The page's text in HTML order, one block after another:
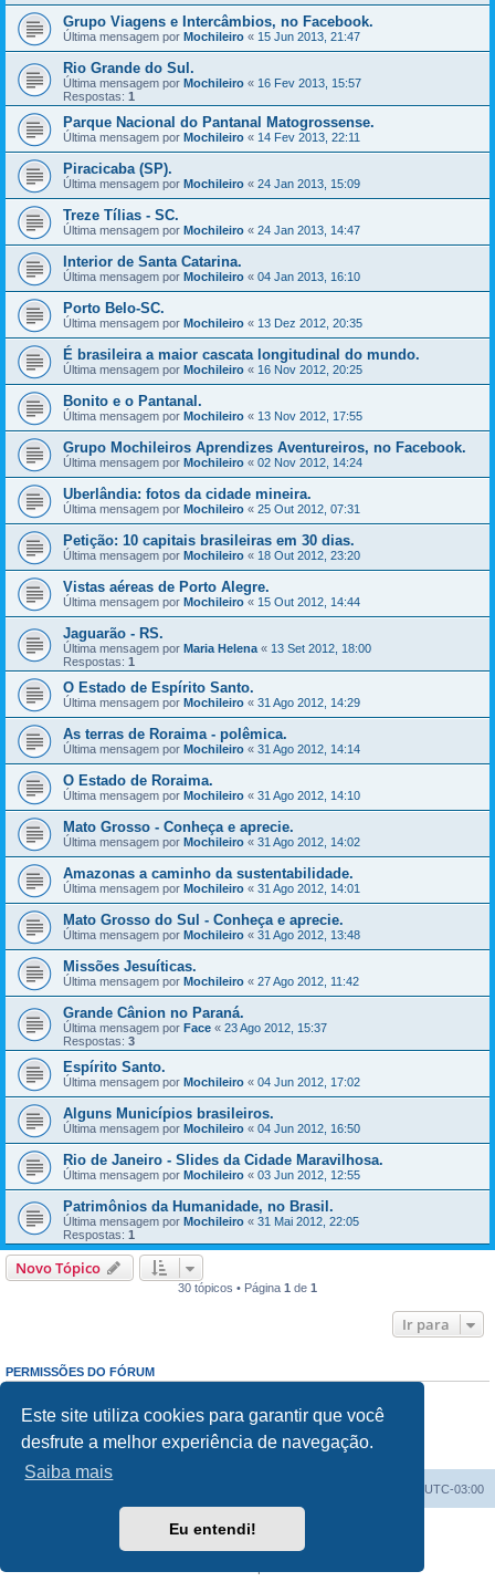
Este site utiliza cookies para garantir que você
desfrute a melhor experiência de navegação.
Saiba mais
Eu entendi!
Grupo Viagens e Intercâmbios, no Facebook.
Última mensagem por Mochileiro « 15 Jun 2013, 21:47
Rio Grande do Sul.
Última mensagem por Mochileiro « 16 Fev 2013, 15:57
Respostas: 1
Parque Nacional do Pantanal Matogrossense.
Última mensagem por Mochileiro « 14 Fev 2013, 22:11
Piracicaba (SP).
Última mensagem por Mochileiro « 24 Jan 2013, 15:09
Treze Tílias - SC.
Última mensagem por Mochileiro « 24 Jan 2013, 14:47
Interior de Santa Catarina.
Última mensagem por Mochileiro « 04 Jan 2013, 16:10
Porto Belo-SC.
Última mensagem por Mochileiro « 13 Dez 2012, 20:35
É brasileira a maior cascata longitudinal do mundo.
Última mensagem por Mochileiro « 16 Nov 2012, 20:25
Bonito e o Pantanal.
Última mensagem por Mochileiro « 13 Nov 2012, 17:55
Grupo Mochileiros Aprendizes Aventureiros, no Facebook.
Última mensagem por Mochileiro « 02 Nov 2012, 14:24
Uberlândia: fotos da cidade mineira.
Última mensagem por Mochileiro « 25 Out 2012, 07:31
Petição: 10 capitais brasileiras em 30 dias.
Última mensagem por Mochileiro « 18 Out 2012, 23:20
Vistas aéreas de Porto Alegre.
Última mensagem por Mochileiro « 15 Out 2012, 14:44
Jaguarão - RS.
Última mensagem por Maria Helena « 13 Set 2012, 18:00
Respostas: 1
O Estado de Espírito Santo.
Última mensagem por Mochileiro « 31 Ago 2012, 14:29
As terras de Roraima - polêmica.
Última mensagem por Mochileiro « 31 Ago 2012, 14:14
O Estado de Roraima.
Última mensagem por Mochileiro « 31 Ago 2012, 14:10
Mato Grosso - Conheça e aprecie.
Última mensagem por Mochileiro « 31 Ago 2012, 14:02
Amazonas a caminho da sustentabilidade.
Última mensagem por Mochileiro « 31 Ago 2012, 14:01
Mato Grosso do Sul - Conheça e aprecie.
Última mensagem por Mochileiro « 31 Ago 2012, 13:48
Missões Jesuíticas.
Última mensagem por Mochileiro « 27 Ago 2012, 11:42
Grande Cânion no Paraná.
Última mensagem por Face « 23 Ago 2012, 15:37
Respostas: 3
Espírito Santo.
Última mensagem por Mochileiro « 04 Jun 2012, 17:02
Alguns Municípios brasileiros.
Última mensagem por Mochileiro « 04 Jun 2012, 16:50
Rio de Janeiro - Slides da Cidade Maravilhosa.
Última mensagem por Mochileiro « 03 Jun 2012, 12:55
Patrimônios da Humanidade, no Brasil.
Última mensagem por Mochileiro « 31 Mai 2012, 22:05
Respostas: 1
Novo Tópico
30 tópicos • Página 1 de 1
Ir para
PERMISSÕES DO FÓRUM
Responder mensagens:
Proibido
Editar mensagens:Proibido
Excluir mensagens:Proibido
UTC-03:00
phpBB® Forum Software © phpBB Limited
Suporte phpBB